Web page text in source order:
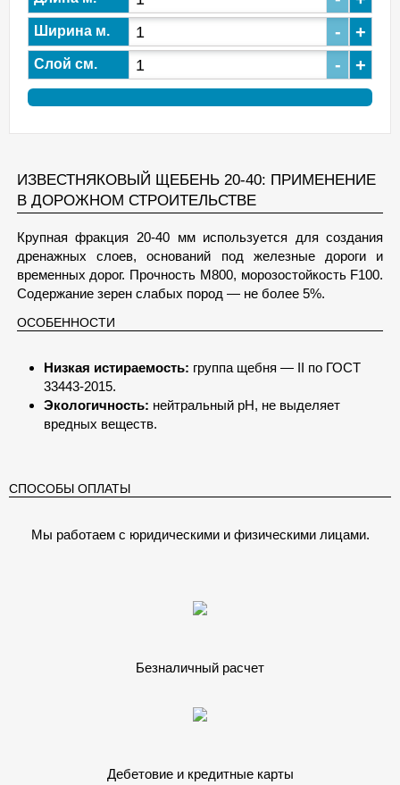
Ширина м. - +
Слой см. - +
ИЗВЕСТНЯКОВЫЙ ЩЕБЕНЬ 20-40: ПРИМЕНЕНИЕ
В ДОРОЖНОМ СТРОИТЕЛЬСТВЕ
Крупная фракция 20-40 мм используется для создания
дренажных слоев, оснований под железные дороги и
временных дорог. Прочность М800, морозостойкость F100.
Содержание зерен слабых пород — не более 5%.
ОСОБЕННОСТИ
Низкая истираемость: группа щебня — II по ГОСТ
33443-2015.
Экологичность: нейтральный pH, не выделяет
вредных веществ.
СПОСОБЫ ОПЛАТЫ
Мы работаем с юридическими и физическими лицами.
Безналичный расчет
Дебетовие и кредитные карты